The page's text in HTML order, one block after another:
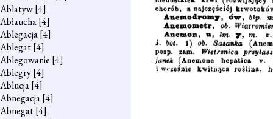
Ablatyw[4]
Abłaucha[4]
Ablegacja[4]
Ablegat[4]
Ablegowanie [4]
Ablegry[4]
Ablucja[4]
Abnegacja[4]
Abnegat[4]